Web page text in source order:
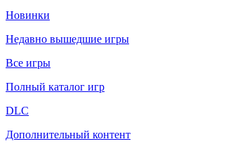
Новинки
Недавно вышедшие игры
Все игры
Полный каталог игр
DLC
Дополнительный контент